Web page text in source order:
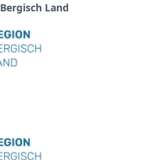
Bergisch Land